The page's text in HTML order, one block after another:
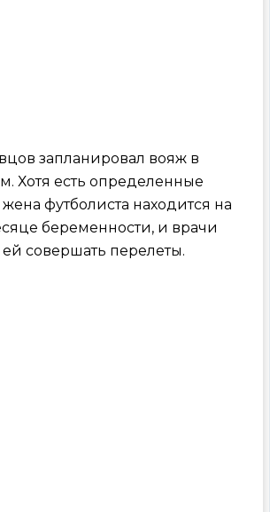
запланировал вояж в
Хотя есть определенные
футболиста находится на
беременности, и врачи
ей совершать перелеты.